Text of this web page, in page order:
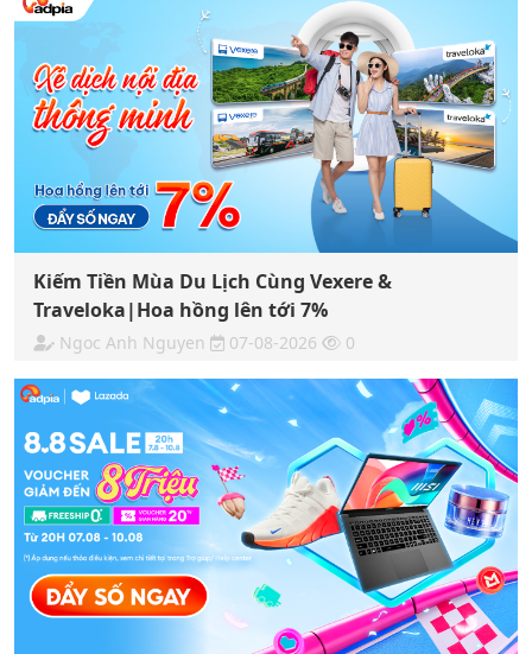
Kiếm Tiền Mùa Du Lịch Cùng Vexere &
Traveloka|Hoa hồng lên tới 7%
Ngoc Anh Nguyen 07-08-2026 0